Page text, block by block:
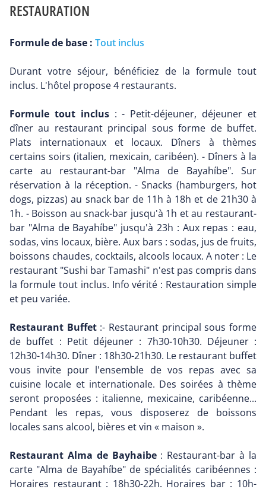
RESTAURATION
Formule de base : Tout inclus
Durant votre séjour, bénéficiez de la formule tout
inclus. L'hôtel propose 4 restaurants.
Formule tout inclus: - Petit-déjeuner, déjeuner et
dîner au restaurant principal sous forme de buffet.
Plats internationaux et locaux. Dîners à thèmes
certains soirs (italien, mexicain, caribéen). - Dîners à la
carte au restaurant-bar "Alma de Bayahíbe". Sur
réservation à la réception. - Snacks (hamburgers, hot
dogs, pizzas) au snack bar de 11h à 18h et de 21h30 à
1h. - Boisson au snack-bar jusqu'à 1h et au restaurant-
bar "Alma de Bayahíbe" jusqu'à 23h : Aux repas : eau,
sodas, vins locaux, bière. Aux bars : sodas, jus de fruits,
boissons chaudes, cocktails, alcools locaux. A noter : Le
restaurant "Sushi bar Tamashi" n'est pas compris dans
la formule tout inclus. Info vérité : Restauration simple
et peu variée.
Restaurant Buffet:- Restaurant principal sous forme
de buffet : Petit déjeuner : 7h30-10h30. Déjeuner :
12h30-14h30. Dîner : 18h30-21h30. Le restaurant buffet
vous invite pour l'ensemble de vos repas avec sa
cuisine locale et internationale. Des soirées à thème
seront proposées : italienne, mexicaine, caribéenne...
Pendant les repas, vous disposerez de boissons
locales sans alcool, bières et vin « maison ».
Restaurant Alma de Bayhaibe: Restaurant-bar à la
carte "Alma de Bayahíbe" de spécialités caribéennes :
Horaires restaurant : 18h30-22h. Horaires bar : 10h-